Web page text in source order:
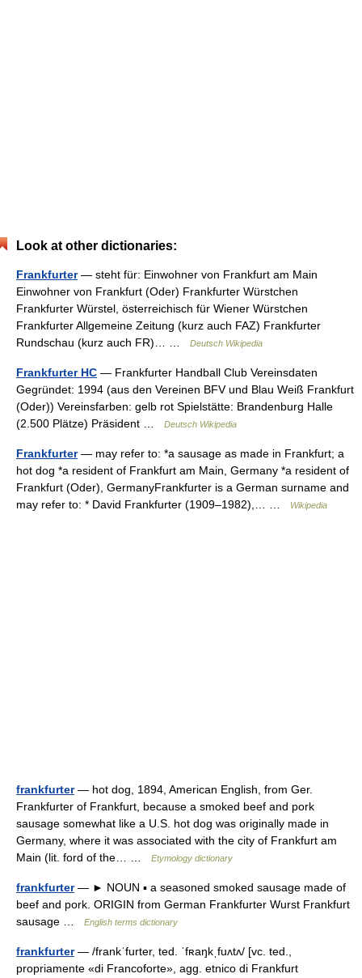
Look at other dictionaries:
Frankfurter— steht für: Einwohner von Frankfurt am Main
Einwohner von Frankfurt (Oder) Frankfurter Würstchen
Frankfurter Würstel, österreichisch für Wiener Würstchen
Frankfurter Allgemeine Zeitung (kurz auch FAZ) Frankfurter
Rundschau (kurz auch FR)… …
Deutsch Wikipedia
Frankfurter HC — Frankfurter Handball Club Vereinsdaten
Gegründet: 1994 (aus den Vereinen BFV und Blau Weiß Frankfurt
(Oder)) Vereinsfarben: gelb rot Spielstätte: Brandenburg Halle
(2.500 Plätze) Präsident …
Deutsch Wikipedia
Frankfurter— may refer to: *a sausage as made in Frankfurt; a
hot dog *a resident of Frankfurt am Main, Germany *a resident of
Frankfurt (Oder), GermanyFrankfurter is a German surname and
may refer to: * David Frankfurter (1909–1982),… …
Wikipedia
frankfurter— hot dog, 1894, American English, from Ger.
Frankfurter of Frankfurt, because a smoked beef and pork
sausage somewhat like a U.S. hot dog was originally made in
Germany, where it was associated with the city of Frankfurt am
Main (lit. ford of the… …
Etymology dictionary
frankfurter— ► NOUN ▪ a seasoned smoked sausage made of
beef and pork. ORIGIN from German Frankfurter Wurst Frankfurt
sausage …
English terms dictionary
frankfurter— /frankˈfurter, ted. ˈfʀaŋkˌfuʌtʌ/ [vc. ted.,
propriamente «di Francoforte», agg. etnico di Frankfurt